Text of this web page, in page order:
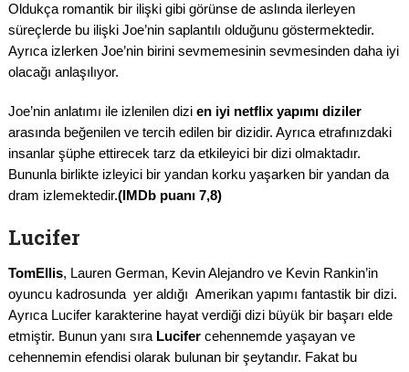
Oldukça romantik bir ilişki gibi görünse de aslında ilerleyen
süreçlerde bu ilişki Joe’nin saplantılı olduğunu göstermektedir.
Ayrıca izlerken Joe’nin birini sevmemesinin sevmesinden daha iyi
olacağı anlaşılıyor.
Joe’nin anlatımı ile izlenilen dizi en iyi netflix yapımı diziler
arasında beğenilen ve tercih edilen bir dizidir. Ayrıca etrafınızdaki
insanlar şüphe ettirecek tarz da etkileyici bir dizi olmaktadır.
Bununla birlikte izleyici bir yandan korku yaşarken bir yandan da
dram izlemektedir.(IMDb puanı 7,8)
Lucifer
TomEllis, Lauren German, Kevin Alejandro ve Kevin Rankin’in
oyuncu kadrosunda yer aldığı Amerikan yapımı fantastik bir dizi.
Ayrıca Lucifer karakterine hayat verdiği dizi büyük bir başarı elde
etmiştir. Bunun yanı sıra Lucifercehennemde yaşayan ve
cehennemin efendisi olarak bulunan bir şeytandır. Fakat bu